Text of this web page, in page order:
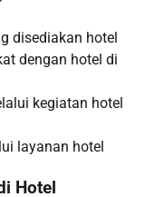
disediakan hotel
dengan hotel di
kegiatan hotel
layanan hotel
Hotel